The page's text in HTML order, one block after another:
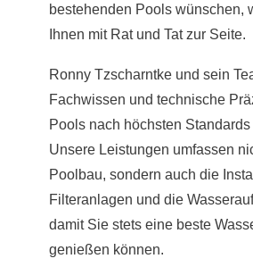
bestehenden Pools wünschen,
Ihnen mit Rat und Tat zur Seite.
Ronny Tzscharntke und sein
Fachwissen und technische
Pools nach höchsten
Unsere Leistungen umfassen
Poolbau, sondern auch die
Filteranlagen und die
damit Sie stets eine beste
genießen können.